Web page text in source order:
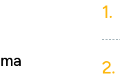
1.
2.